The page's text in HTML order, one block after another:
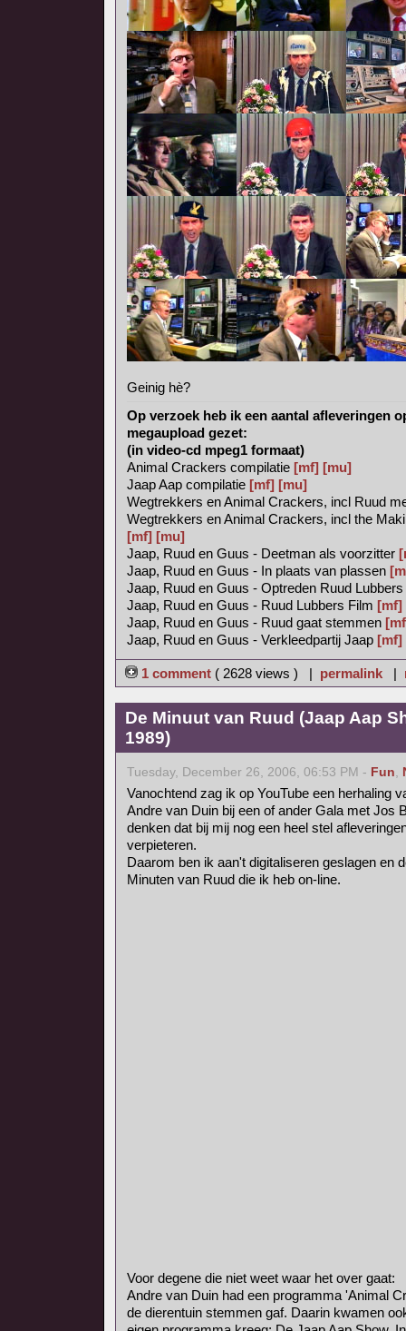
Geinig hè?
Op verzoek heb ik een aantal afleveringen
megaupload gezet:
(in video-cd mpeg1 formaat)
Animal Crackers compilatie [mf] [mu]
Jaap Aap compilatie [mf] [mu]
Wegtrekkers en Animal Crackers, incl Ruud
Wegtrekkers en Animal Crackers, incl the
[mf] [mu]
Jaap, Ruud en Guus - Deetman als voorzitter
Jaap, Ruud en Guus - In plaats van plassen
Jaap, Ruud en Guus - Optreden Ruud Lubbers
Jaap, Ruud en Guus - Ruud Lubbers Film [mf]
Jaap, Ruud en Guus - Ruud gaat stemmen
Jaap, Ruud en Guus - Verkleedpartij Jaap [mf]
1 comment ( 2628 views ) | permalink |
De Minuut van Ruud (Jaap Aap
1989)
Tuesday, December 26, 2006, 06:53 PM - Fun,
Vanochtend zag ik op YouTube een herhaling
Andre van Duin bij een of ander Gala met Jos
denken dat bij mij nog een heel stel
verpieteren.
Daarom ben ik aan't digitaliseren geslagen en
Minuten van Ruud die ik heb on-line.
Voor degene die niet weet waar het over gaat:
Andre van Duin had een programma 'Animal
de dierentuin stemmen gaf. Daarin kwamen